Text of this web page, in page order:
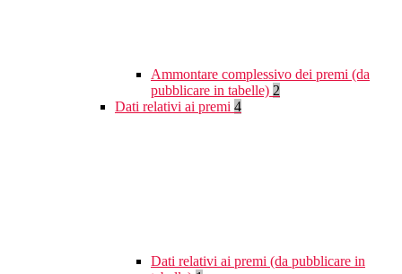
Ammontare complessivo dei premi (da
pubblicare in tabelle) 2
Dati relativi ai premi 4
Dati relativi ai premi (da pubblicare in